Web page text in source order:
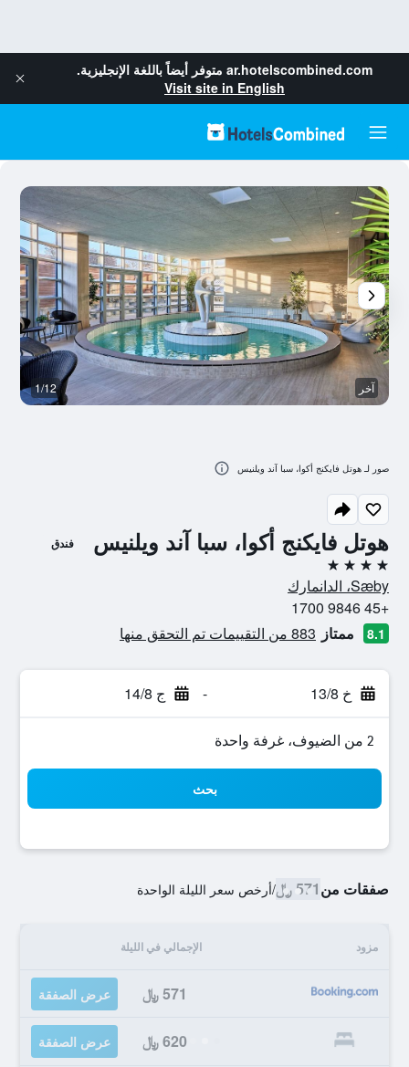
ar.hotelscombined.com متوفر أيضاً باللغة الإنجليزية.
Visit site in English
هوتل فايكنج أكوا، سبا آند ويلنيس فندق
4 نجوم
Sæby، الدانمارك
+45 9846 1700
8.1 ممتاز 883 من التقييمات تم التحقق منها
خ 13/8 - ج 14/8
2 من الضيوف، غرفة واحدة
بحث
صفقات من571 ﷼ /أرخص سعر الليلة الواحدة
مزود الإجمالي في الليلة
571 ﷼ عرض الصفقة
620 ﷼ عرض الصفقة
آخر 1/12
صور لـ هوتل فايكنج أكوا، سبا آند ويلنيس